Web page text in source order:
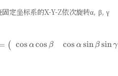
定坐标系的X-Y-Z依次旋转α, β, γ
R=R_{Z}(\alpha)
( cos α cos β cos α sin β sinγ